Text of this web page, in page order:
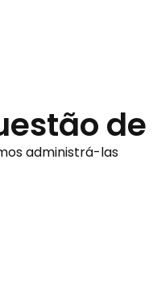
administrá-las